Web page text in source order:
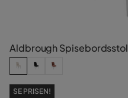
Aldbrough Spisebordsstol
SE PRISEN!